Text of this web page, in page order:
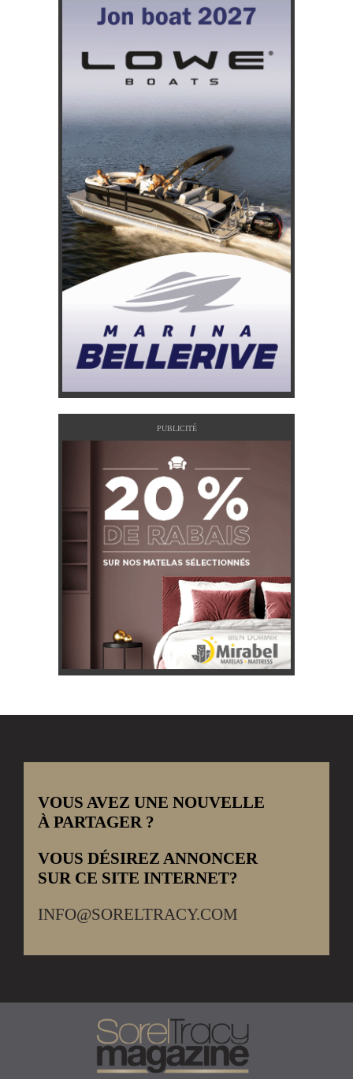
PUBLICITÉ
VOUS AVEZ UNE NOUVELLE
À PARTAGER ?
VOUS DÉSIREZ ANNONCER
SUR CE SITE INTERNET?
INFO@SORELTRACY.COM